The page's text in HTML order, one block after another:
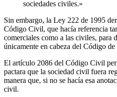
sociedades civiles.»
Sin embargo, la Ley 222 de 1995
Código Civil, que hacía referencia
comerciales como a las civiles, para
únicamente en cabeza del Código
El artículo 2086 del Código Civil
pactara que la sociedad civil fuera
manera que, si no se hacía esa
civil.